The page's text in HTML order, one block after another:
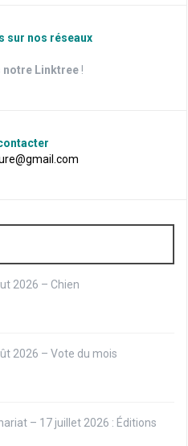
sur nos réseaux
notre Linktree !
2026 – Chien
2026 – Vote du mois
– 17 juillet 2026 : Éditions